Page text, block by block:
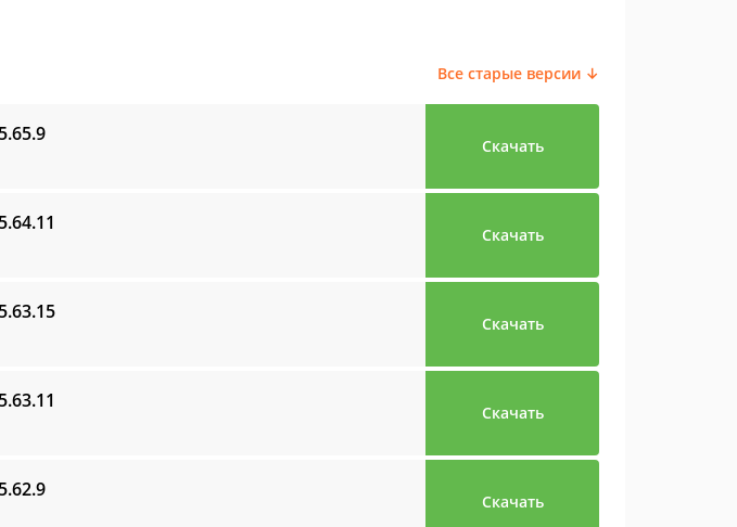
Все старые версии ↓
5.65.9
Скачать
5.64.11
Скачать
5.63.15
Скачать
5.63.11
Скачать
5.62.9
Скачать